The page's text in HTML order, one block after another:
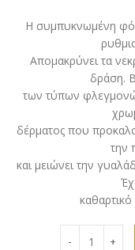
Η συμπυκνωμένη
Απομακρύνει τα
δράση.
των τύπων
δέρματος που
την
και μειώνει την